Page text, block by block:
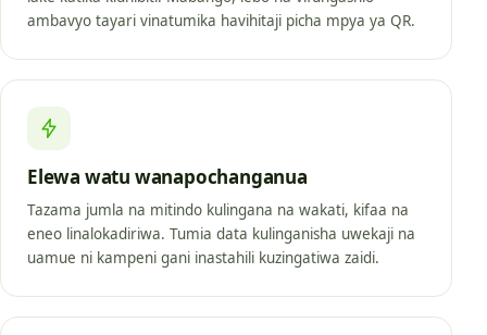
ambavyo tayari vinatumika havihitaji picha mpya ya QR.
Elewa watu wanapochanganua
Tazama jumla na mitindo kulingana na wakati, kifaa na
eneo linalokadiriwa. Tumia data kulinganisha uwekaji na
uamue ni kampeni gani inastahili kuzingatiwa zaidi.